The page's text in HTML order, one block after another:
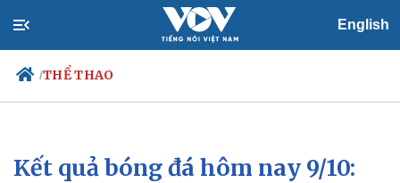
English
/THỂ THAO
Chính trị
Xã hội
Kết quả bóng đá hôm nay 9/10: